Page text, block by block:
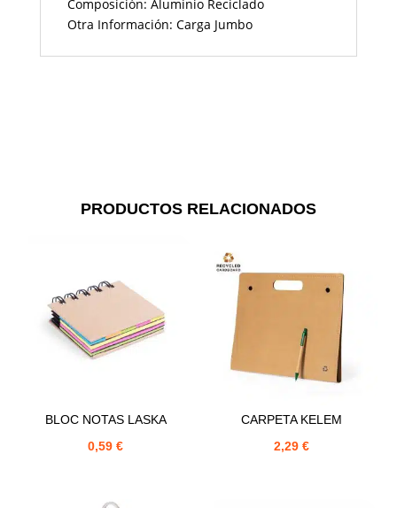
Composición: Aluminio Reciclado
Otra Información: Carga Jumbo
PRODUCTOS RELACIONADOS
BLOC NOTAS LASKA
0,59€
CARPETA KELEM
2,29 €